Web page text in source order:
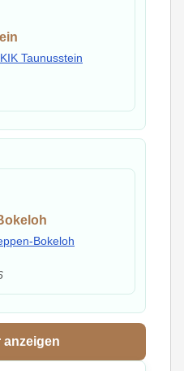
Taunusstein
Bokeloh
anzeigen